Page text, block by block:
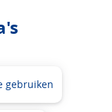
gebruiken